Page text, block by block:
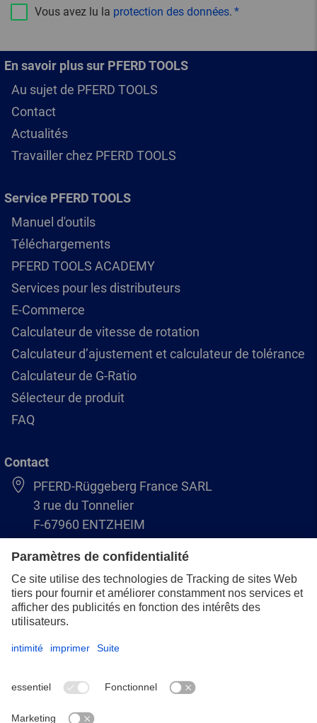
Vous avez lu la protection des données.
En savoir plus sur PFERD TOOLS
Au sujet de PFERD TOOLS
Contact
Actualités
Travailler chez PFERD TOOLS
Service PFERD TOOLS
Manuel d'outils
Téléchargements
PFERD TOOLS ACADEMY
Services pour les distributeurs
E-Commerce
Calculateur de vitesse de rotation
Calculateur d’ajustement et calculateur de tolérance
Calculateur de G-Ratio
Sélecteur de produit
FAQ
Contact
PFERD-Rüggeberg France SARL
3 rue du Tonnelier
F-67960 ENTZHEIM
+33 3 88 49 72 50
info@pferd.fr
+33 03 88 38 70 17
Protection des données
CGV